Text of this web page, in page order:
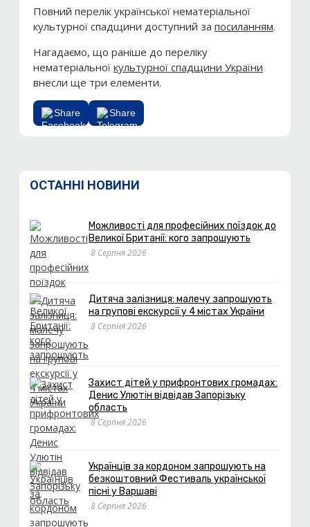
Повний перелік української нематеріальної
культурної спадщини доступний за посиланням.
Нагадаємо, що раніше до переліку
нематеріальної культурної спадщини України
внесли ще три елементи.
Share Share
ОСТАННІ НОВИНИ
Можливості для професійних поїздок до
Великої Британії: кого запрошують
8 Серпня 2026
Дитяча залізниця: малечу запрошують
на групові екскурсії у 4 містах України
8 Серпня 2026
Захист дітей у прифронтових громадах:
Денис Улютін відвідав Запорізьку
область
8 Серпня 2026
Українців за кордоном запрошують на
безкоштовний Фестиваль української
пісні у Варшаві
8 Серпня 2026